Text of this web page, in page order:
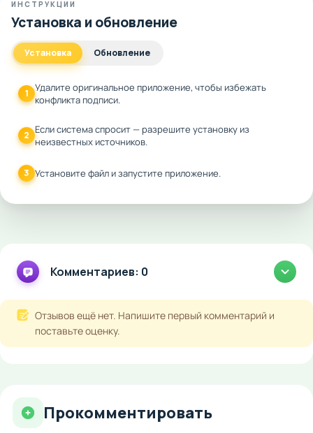
ИНСТРУКЦИИ
Установка и обновление
Установка Обновление
1 Удалите оригинальное приложение, чтобы избежать
конфликта подписи.
2 Если система спросит — разрешите установку из
неизвестных источников.
3 Установите файл и запустите приложение.
Комментариев: 0
Отзывов ещё нет. Напишите первый комментарий и
поставьте оценку.
Прокомментировать